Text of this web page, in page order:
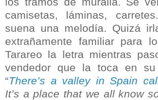
camisetas, láminas,
suena una melodía. Quizá
extrañamente familiar para
Tarareo la letra mientras
vendedor que la toca en su
“There’s a valley in Spain
It’s a place that we all know